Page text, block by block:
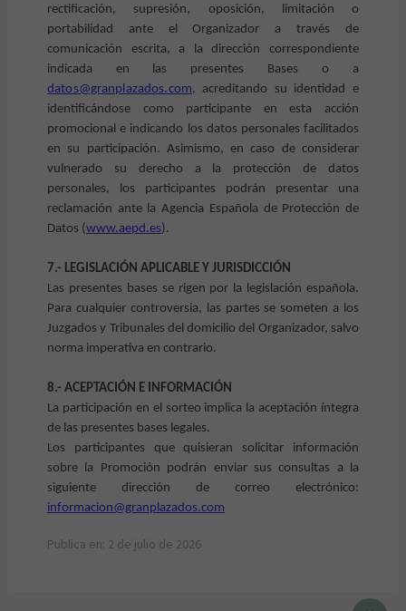
rectificación, supresión, oposición, limitación o
portabilidad ante el Organizador a través de
comunicación escrita, a la dirección correspondiente
indicada en las presentes Bases o a
datos@granplazados.com, acreditando su identidad e
identificándose como participante en esta acción
promocional e indicando los datos personales facilitados
en su participación. Asimismo, en caso de considerar
vulnerado su derecho a la protección de datos
personales, los participantes podrán presentar una
reclamación ante la Agencia Española de Protección de
Datos (www.aepd.es).
7.- LEGISLACIÓN APLICABLE Y JURISDICCIÓN
Las presentes bases se rigen por la legislación española.
Para cualquier controversia, las partes se someten a los
Juzgados y Tribunales del domicilio del Organizador, salvo
norma imperativa en contrario.
8.- ACEPTACIÓN E INFORMACIÓN
La participación en el sorteo implica la aceptación íntegra
de las presentes bases legales.
Los participantes que quisieran solicitar información
sobre la Promoción podrán enviar sus consultas a la
siguiente dirección de correo electrónico:
informacion@granplazados.com
Publica en: 2 de julio de 2026